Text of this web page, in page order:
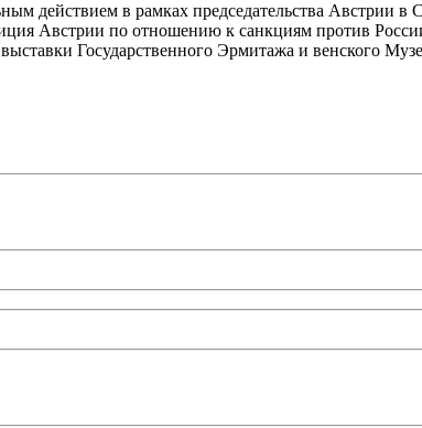
действием в рамках председательства Австрии в
Австрии по отношению к санкциям против
Государственного Эрмитажа и венского